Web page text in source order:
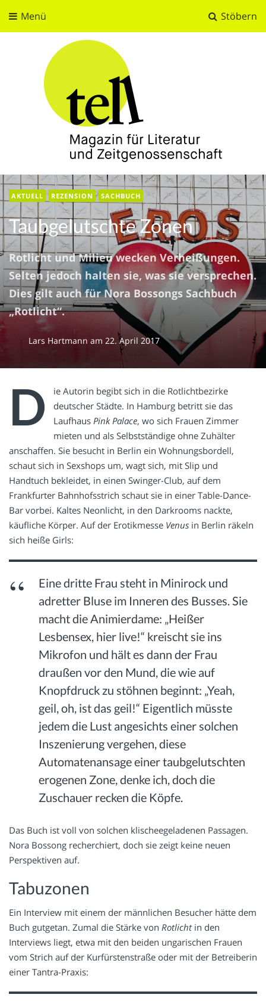
Stöbern
Menü
tell
Magazin für Literatur und Zeitgenossenschaft
AKTUELL REZENSION SACHBUCH
Taubgelutschte Zonen
Rotlicht und Milieu wecken Verheißungen.
Selten jedoch halten sie, was sie versprechen.
Dies gilt auch für Nora Bossongs Sachbuch
„Rotlicht“.
Lars Hartmann am 22. April 2017
D
ie Autorin begibt sich in die Rotlichtbezirke
deutscher Städte. In Hamburg betritt sie das
Laufhaus Pink Palace, wo sich Frauen Zimmer
mieten und als Selbstständige ohne Zuhälter
anschaffen. Sie besucht in Berlin ein Wohnungsbordell,
schaut sich in Sexshops um, wagt sich, mit Slip und
Handtuch bekleidet, in einen Swinger-Club, auf dem
Frankfurter Bahnhofsstrich schaut sie in einer Table-Dance-
Bar vorbei. Kaltes Neonlicht, in den Darkrooms nackte,
käufliche Körper. Auf der Erotikmesse Venus in Berlin räkeln
sich heiße Girls:
Eine dritte Frau steht in Minirock und
adretter Bluse im Inneren des Busses. Sie
macht die Animierdame: „Heißer
Lesbensex, hier live!“ kreischt sie ins
Mikrofon und hält es dann der Frau
draußen vor den Mund, die wie auf
Knopfdruck zu stöhnen beginnt: „Yeah,
geil, oh, ist das geil!“ Eigentlich müsste
jedem die Lust angesichts einer solchen
Inszenierung vergehen, diese
Automatenansage einer taubgelutschten
erogenen Zone, denke ich, doch die
Zuschauer recken die Köpfe.
Das Buch ist voll von solchen klischeegeladenen Passagen.
Nora Bossong recherchiert, doch sie zeigt keine neuen
Perspektiven auf.
Tabuzonen
Ein Interview mit einem der männlichen Besucher hätte dem
Buch gutgetan. Zumal die Stärke von Rotlichtin den
Interviews liegt, etwa mit den beiden ungarischen Frauen
vom Strich auf der Kurfürstenstraße oder mit der Betreiberin
einer Tantra-Praxis: